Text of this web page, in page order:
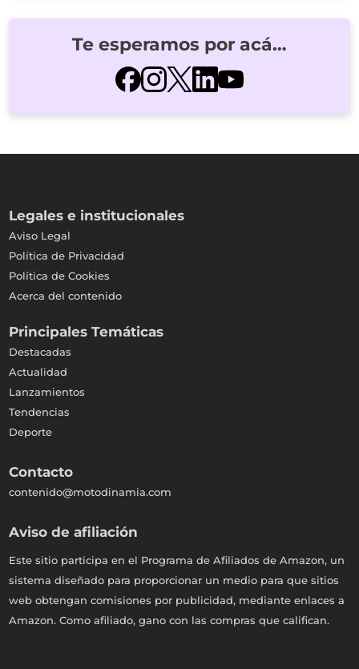
Te esperamos por acá…
Legales e institucionales
Aviso Legal
Política de Privacidad
Política de Cookies
Acerca del contenido
Principales Temáticas
Destacadas
Actualidad
Lanzamientos
Tendencias
Deporte
Contacto
contenido@motodinamia.com
Aviso de afiliación
Este sitio participa en el Programa de Afiliados de Amazon, un
sistema diseñado para proporcionar un medio para que sitios
web obtengan comisiones por publicidad, mediante enlaces a
Amazon. Como afiliado, gano con las compras que califican.